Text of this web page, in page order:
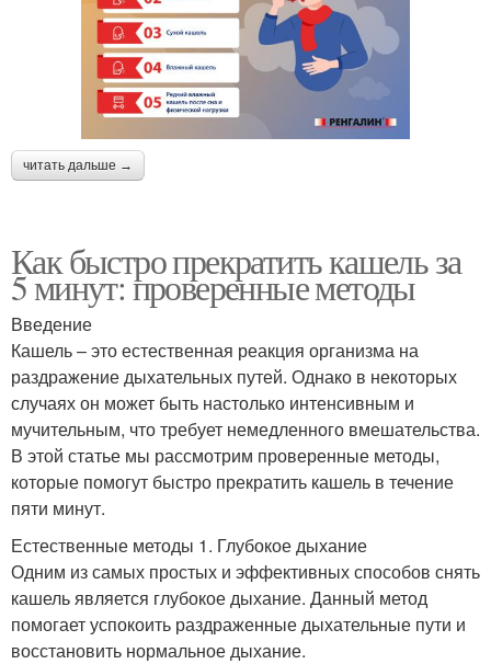
читать дальше →
Как быстро прекратить кашель за
5 минут: проверенные методы
Введение
Кашель – это естественная реакция организма на
раздражение дыхательных путей. Однако в некоторых
случаях он может быть настолько интенсивным и
мучительным, что требует немедленного вмешательства.
В этой статье мы рассмотрим проверенные методы,
которые помогут быстро прекратить кашель в течение
пяти минут.
Естественные методы 1. Глубокое дыхание
Одним из самых простых и эффективных способов снять
кашель является глубокое дыхание. Данный метод
помогает успокоить раздраженные дыхательные пути и
восстановить нормальное дыхание.